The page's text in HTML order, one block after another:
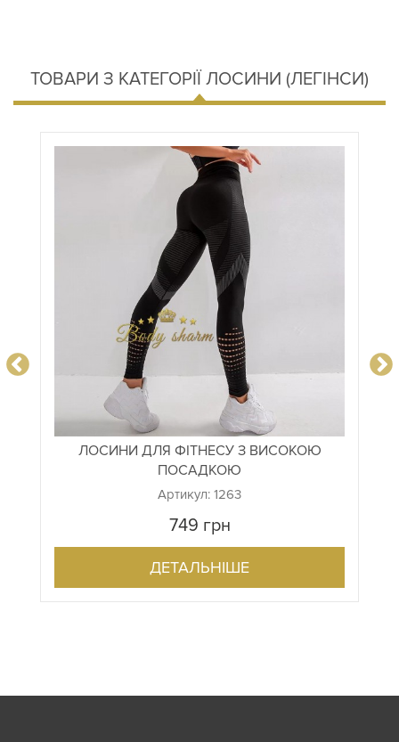
ТОВАРИ З КАТЕГОРІЇ ЛОСИНИ (ЛЕГІНСИ)
ЛОСИНИ ДЛЯ ФІТНЕСУ З ВИСОКОЮ
ПОСАДКОЮ
Артикул: 1263
749 грн
ДЕТАЛЬНІШЕ